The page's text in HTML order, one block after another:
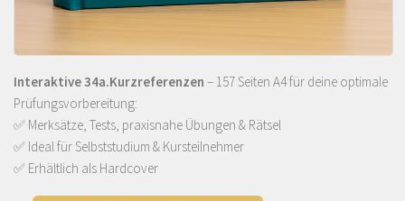
Interaktive 34a.Kurzreferenzen – 157 Seiten A4 für deine optimale
Prüfungsvorbereitung:
✅ Merksätze, Tests, praxisnahe Übungen & Rätsel
✅ Ideal für Selbststudium & Kursteilnehmer
✅ Erhältlich als Hardcover